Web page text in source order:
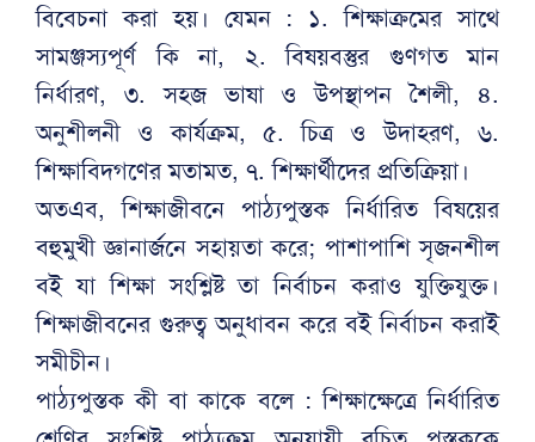
বিবেচনা করা হয়। যেমন : ১. শিক্ষাক্রমের সাথে
সামঞ্জস্যপূর্ণ কি না, ২. বিষয়বস্তুর গুণগত মান
নির্ধারণ, ৩. সহজ ভাষা ও উপস্থাপন শৈলী, ৪.
অনুশীলনী ও কার্যক্রম, ৫. চিত্র ও উদাহরণ, ৬.
শিক্ষাবিদগণের মতামত, ৭. শিক্ষার্থীদের প্রতিক্রিয়া।
অতএব, শিক্ষাজীবনে পাঠ্যপুস্তক নির্ধারিত বিষয়ের
বহুমুখী জ্ঞানার্জনে সহায়তা করে; পাশাপাশি সৃজনশীল
বই যা শিক্ষা সংশ্লিষ্ট তা নির্বাচন করাও যুক্তিযুক্ত।
শিক্ষাজীবনের গুরুত্ব অনুধাবন করে বই নির্বাচন করাই
সমীচীন।
পাঠ্যপুস্তক কী বা কাকে বলে : শিক্ষাক্ষেত্রে নির্ধারিত